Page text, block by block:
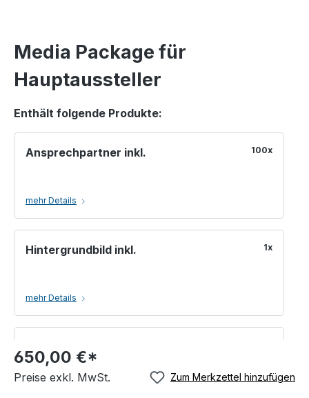
Media Package für
Hauptaussteller
Enthält folgende Produkte:
Ansprechpartner inkl. 100x
mehr Details
Hintergrundbild inkl. 1x
mehr Details
650,00 €*
Preise exkl. MwSt. Zum Merkzettel hinzufügen